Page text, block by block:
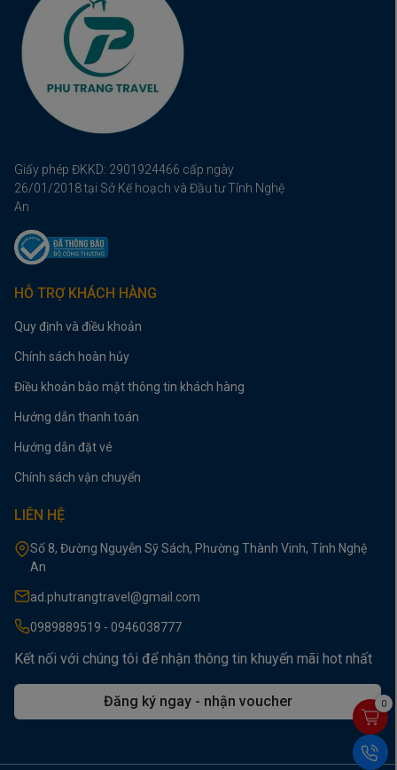
Giấy phép ĐKKD: 2901924466 cấp ngày
26/01/2018 tại Sở Kế hoạch và Đầu tư Tỉnh Nghệ
An
HỖ TRỢ KHÁCH HÀNG
Quy định và điều khoản
Chính sách hoàn hủy
Điều khoản bảo mật thông tin khách hàng
Hướng dẫn thanh toán
Hướng dẫn đặt vé
Chính sách vận chuyển
LIÊN HỆ
Số 8, Đường Nguyễn Sỹ Sách, Phường Thành Vinh, Tỉnh Nghệ
An
ad.phutrangtravel@gmail.com
0989889519 - 0946038777
Kết nối với chúng tôi để nhận thông tin khuyến mãi hot nhất
Đăng ký ngay - nhận voucher 0